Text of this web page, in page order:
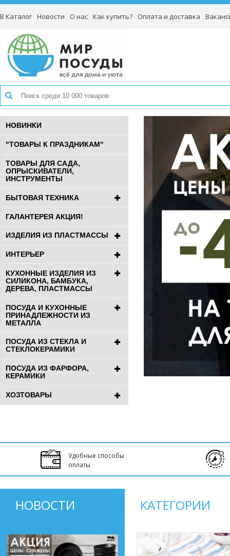
В Каталог Новости О нас Как купить? Оплата и доставка
НОВИНКИ
"ТОВАРЫ К ПРАЗДНИКАМ"
ТОВАРЫ ДЛЯ САДА,
ОПРЫСКИВАТЕЛИ,
ИНСТРУМЕНТЫ
БЫТОВАЯ ТЕХНИКА
ГАЛАНТЕРЕЯ АКЦИЯ!
ИЗДЕЛИЯ ИЗ ПЛАСТМАССЫ
ИНТЕРЬЕР
КУХОННЫЕ ИЗДЕЛИЯ ИЗ
СИЛИКОНА, БАМБУКА,
ДЕРЕВА, ПЛАСТМАССЫ
ПОСУДА И КУХОННЫЕ
ПРИНАДЛЕЖНОСТИ ИЗ
МЕТАЛЛА
ПОСУДА ИЗ СТЕКЛА И
СТЕКЛОКЕРАМИКИ
ПОСУДА ИЗ ФАРФОРА,
КЕРАМИКИ
ХОЗТОВАРЫ
Удобные способы
оплаты
НОВОСТИ КАТЕГОРИИ